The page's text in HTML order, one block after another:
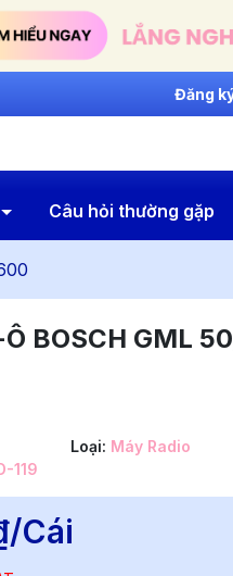
Đăng
Câu hỏi thường gặp
BOSCH GML
Loại: Máy Radio
119
/Cái